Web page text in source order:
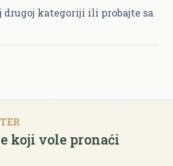
drugoj kategoriji ili probajte sa
koji vole pronaći